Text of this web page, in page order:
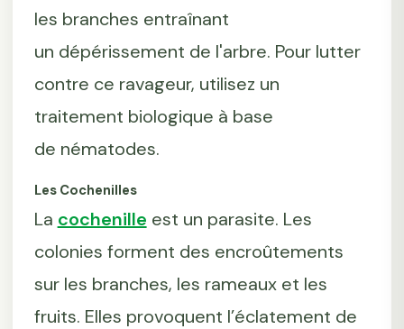
les branches entraînant
un dépérissement de l'arbre. Pour lutter
contre ce ravageur, utilisez un
traitement biologique à base
de nématodes.
Les Cochenilles
La cochenille est un parasite. Les
colonies forment des encroûtements
sur les branches, les rameaux et les
fruits. Elles provoquent l’éclatement de